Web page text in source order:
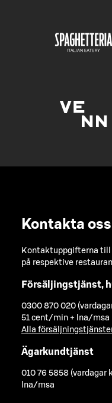
Kontakta oss
Kontaktuppgifterna till
på respektive
Försäljingstjänst,
0300 870 020
51 cent/min + lna/msa
Alla
Ägarkundtjänst
010 76 5858 (vardagar
lna/msa